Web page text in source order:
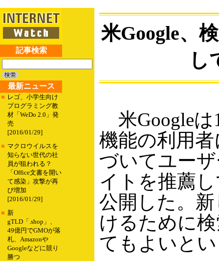
記事検索
最新ニュース
■ レゴ、小学生向け
プログラミング教
材「WeDo 2.0」発
売
[2016/01/29]
■ マクロウイルスを
知らない世代の社
員が狙われる？
「Office文書を開い
て感染」攻撃が再
び増加
[2016/01/29]
■ 新
gTLD「.shop」、
49億円でGMOが落
札、Amazonや
Googleなどに競り
勝つ
米Google、
し
米Googleは
機能の利用
づいてユー
イトを推薦
公開した。
けるために
てもよいと